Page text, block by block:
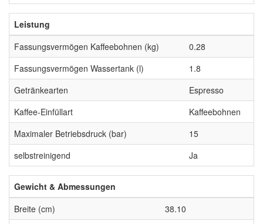
Leistung
Fassungsvermögen Kaffeebohnen (kg)
0.28
Fassungsvermögen Wassertank (l)
1.8
Getränkearten
Espresso
Kaffee-Einfüllart
Kaffeebohnen
Maximaler Betriebsdruck (bar)
15
selbstreinigend
Ja
Gewicht & Abmessungen
Breite (cm)
38.10